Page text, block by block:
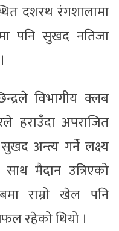
दशरथ रंगशालामा
पनि सुखद नतिजा
विभागीय क्लब
हराउँदा अपराजित
अन्त्य गर्ने लक्ष्य
मैदान उत्रिएको
राम्रो खेल पनि
रहेको थियो ।